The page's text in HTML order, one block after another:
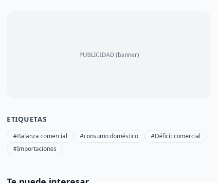
PUBLICIDAD (banner)
ETIQUETAS
#Balanza comercial #consumo doméstico
#Déficit comercial
#Importaciones